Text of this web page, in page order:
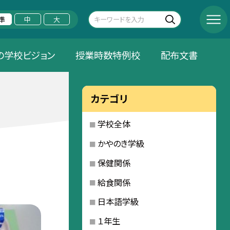
中 大
校ビジョン 授業時数特例校 配布文書
カテゴリ
学校全体
かやのき学級
保健関係
給食関係
日本語学級
１年生